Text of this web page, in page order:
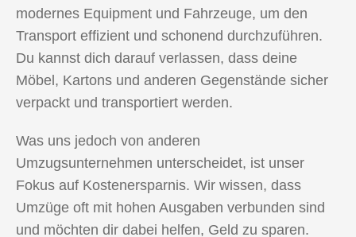
modernes Equipment und Fahrzeuge, um den
Transport effizient und schonend durchzuführen.
Du kannst dich darauf verlassen, dass deine
Möbel, Kartons und anderen Gegenstände sicher
verpackt und transportiert werden.
Was uns jedoch von anderen
Umzugsunternehmen unterscheidet, ist unser
Fokus auf Kostenersparnis. Wir wissen, dass
Umzüge oft mit hohen Ausgaben verbunden sind
und möchten dir dabei helfen, Geld zu sparen.